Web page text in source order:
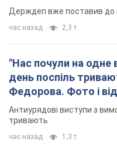
Держдеп вже поставив до
час назад 2,3 т.
"Нас почули на одне
день поспіль
Федорова. Фото і
Антиурядові виступи з
тривають
час назад 1,3 т.